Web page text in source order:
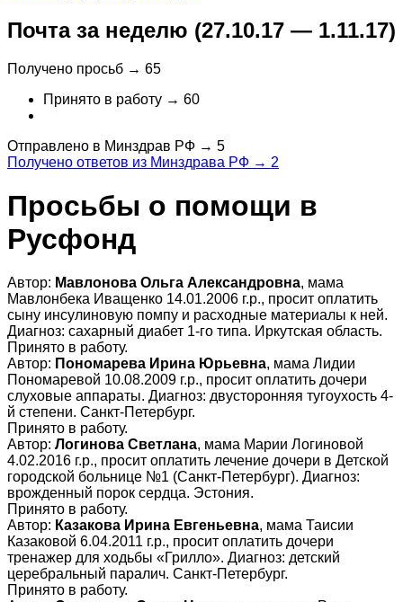
Почта за неделю (27.10.17 — 1.11.17)
Получено просьб → 65
Принято в работу → 60
Отправлено в Минздрав РФ → 5
Получено ответов из Минздрава РФ → 2
Просьбы о помощи в
Русфонд
Автор: Мавлонова Ольга Александровна, мама
Мавлонбека Иващенко 14.01.2006 г.р., просит оплатить
сыну инсулиновую помпу и расходные материалы к ней.
Диагноз: сахарный диабет 1-го типа. Иркутская область.
Принято в работу.
Автор: Пономарева Ирина Юрьевна, мама Лидии
Пономаревой 10.08.2009 г.р., просит оплатить дочери
слуховые аппараты. Диагноз: двусторонняя тугоухость 4-
й степени. Санкт-Петербург.
Принято в работу.
Автор: Логинова Светлана, мама Марии Логиновой
4.02.2016 г.р., просит оплатить лечение дочери в Детской
городской больнице №1 (Санкт-Петербург). Диагноз:
врожденный порок сердца. Эстония.
Принято в работу.
Автор: Казакова Ирина Евгеньевна, мама Таисии
Казаковой 6.04.2011 г.р., просит оплатить дочери
тренажер для ходьбы «Грилло». Диагноз: детский
церебральный паралич. Санкт-Петербург.
Принято в работу.